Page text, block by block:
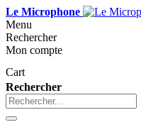
Le Microphone
Menu
Rechercher
Mon compte
Cart
Rechercher